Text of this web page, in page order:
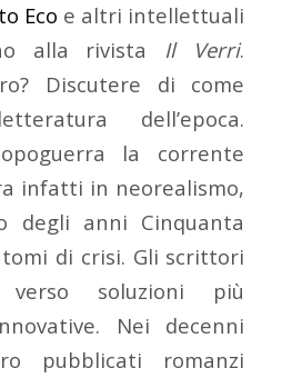
Eco e altri intellettuali
alla rivista Il Verri.
Discutere di come
dell’epoca.
la corrente
infatti in neorealismo,
degli anni Cinquanta
di crisi. Gli scrittori
soluzioni più
Nei decenni
pubblicati romanzi